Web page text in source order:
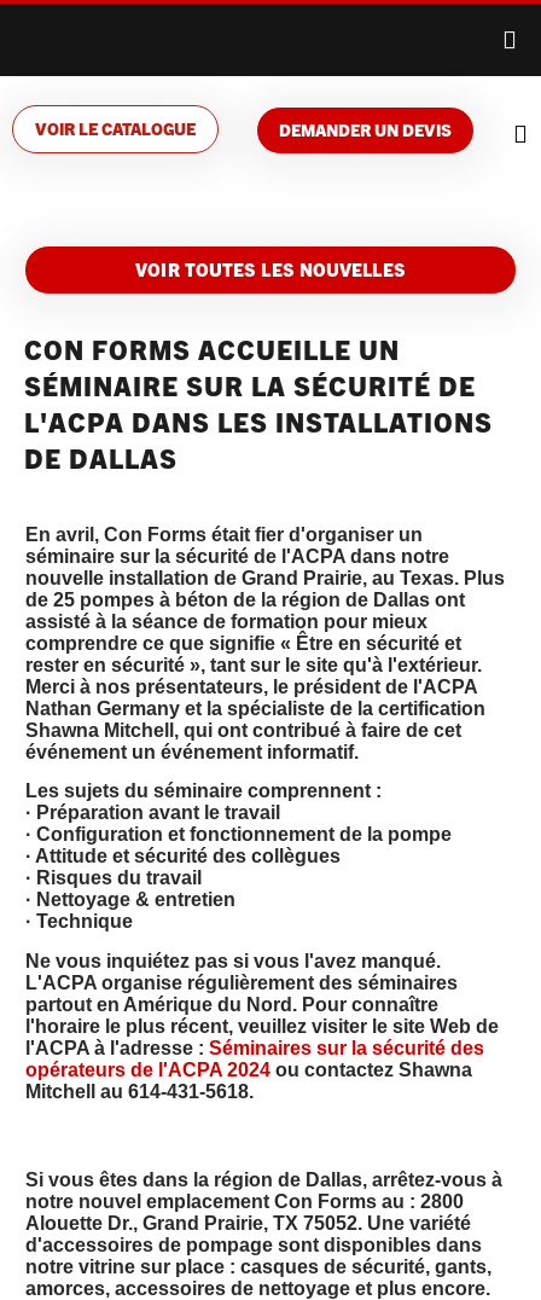
VOIR LE CATALOGUE DEMANDER UN DEVIS
VOIR TOUTES LES NOUVELLES
CON FORMS ACCUEILLE UN
SÉMINAIRE SUR LA SÉCURITÉ DE
L'ACPA DANS LES INSTALLATIONS
DE DALLAS
En avril, Con Forms était fier d'organiser un
séminaire sur la sécurité de l'ACPA dans notre
nouvelle installation de Grand Prairie, au Texas. Plus
de 25 pompes à béton de la région de Dallas ont
assisté à la séance de formation pour mieux
comprendre ce que signifie « Être en sécurité et
rester en sécurité », tant sur le site qu'à l'extérieur.
Merci à nos présentateurs, le président de l'ACPA
Nathan Germany et la spécialiste de la certification
Shawna Mitchell, qui ont contribué à faire de cet
événement un événement informatif.
Les sujets du séminaire comprennent :
· Préparation avant le travail
· Configuration et fonctionnement de la pompe
· Attitude et sécurité des collègues
· Risques du travail
· Nettoyage & entretien
· Technique
Ne vous inquiétez pas si vous l'avez manqué.
L'ACPA organise régulièrement des séminaires
partout en Amérique du Nord. Pour connaître
l'horaire le plus récent, veuillez visiter le site Web de
l'ACPA à l'adresse : Séminaires sur la sécurité des
opérateurs de l'ACPA 2024 ou contactez Shawna
Mitchell au 614-431-5618.
Si vous êtes dans la région de Dallas, arrêtez-vous à
notre nouvel emplacement Con Forms au : 2800
Alouette Dr., Grand Prairie, TX 75052. Une variété
d'accessoires de pompage sont disponibles dans
notre vitrine sur place : casques de sécurité, gants,
amorces, accessoires de nettoyage et plus encore.